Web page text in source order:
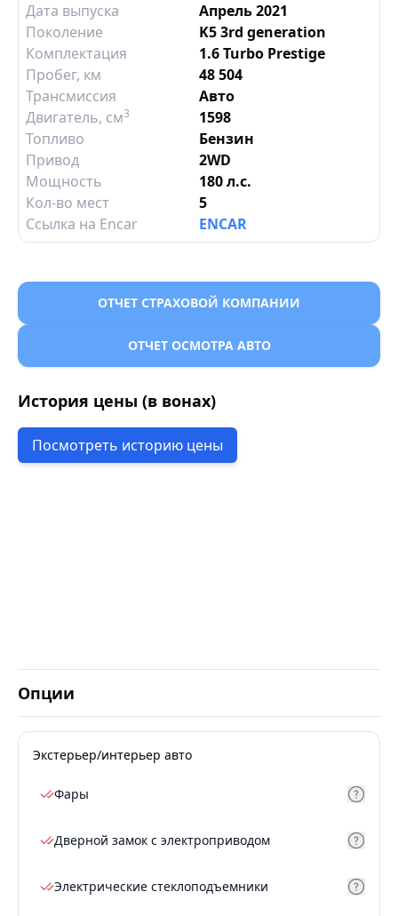
Дата выпуска
Апрель 2021
Поколение
K5 3rd generation
Комплектация
1.6 Turbo Prestige
Пробег, км
48 504
Трансмиссия
Авто
Двигатель, см3
1598
Топливо
Бензин
Привод
2WD
Мощность
180 л.с.
Кол-во мест
5
Ссылка на Encar
ENCAR
ОТЧЕТ СТРАХОВОЙ КОМПАНИИ
ОТЧЕТ ОСМОТРА АВТО
История цены (в вонах)
Посмотреть историю цены
Опции
Экстерьер/интерьер авто
Фары
Дверной замок с электроприводом
Электрические стеклоподъемники